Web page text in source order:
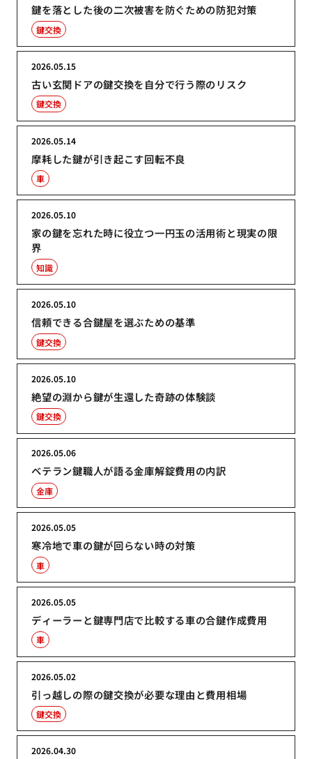
鍵を落とした後の二次被害を防ぐための防犯対策
鍵交換
古い玄関ドアの鍵交換を自分で行う際のリスク
2026.05.15
鍵交換
摩耗した鍵が引き起こす回転不良
2026.05.14
車
家の鍵を忘れた時に役立つ一円玉の活用術と現実の限
界
2026.05.10
知識
信頼できる合鍵屋を選ぶための基準
2026.05.10
鍵交換
絶望の淵から鍵が生還した奇跡の体験談
2026.05.10
鍵交換
ベテラン鍵職人が語る金庫解錠費用の内訳
2026.05.06
金庫
寒冷地で車の鍵が回らない時の対策
2026.05.05
車
ディーラーと鍵専門店で比較する車の合鍵作成費用
2026.05.05
車
引っ越しの際の鍵交換が必要な理由と費用相場
2026.05.02
鍵交換
2026.04.30